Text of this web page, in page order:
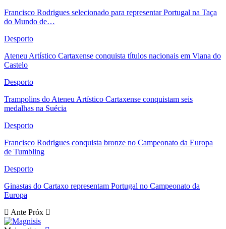
Francisco Rodrigues selecionado para representar Portugal na Taça
do Mundo de…
Desporto
Ateneu Artístico Cartaxense conquista títulos nacionais em Viana do
Castelo
Desporto
Trampolins do Ateneu Artístico Cartaxense conquistam seis
medalhas na Suécia
Desporto
Francisco Rodrigues conquista bronze no Campeonato da Europa
de Tumbling
Desporto
Ginastas do Cartaxo representam Portugal no Campeonato da
Europa
Ante Próx